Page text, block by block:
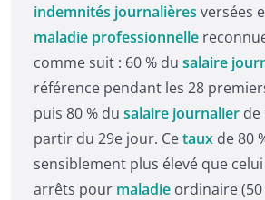
indemnités journalières versées
maladie professionnelle
comme suit : 60 % du salaire
référence pendant les 28
puis 80 % du salaire journalier de
partir du 29e jour. Cetaux de 80
sensiblement plus élevé que
arrêts pour maladie ordinaire (50